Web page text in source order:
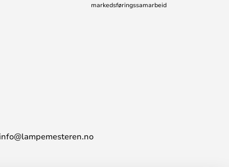
markedsføringssamarbeid